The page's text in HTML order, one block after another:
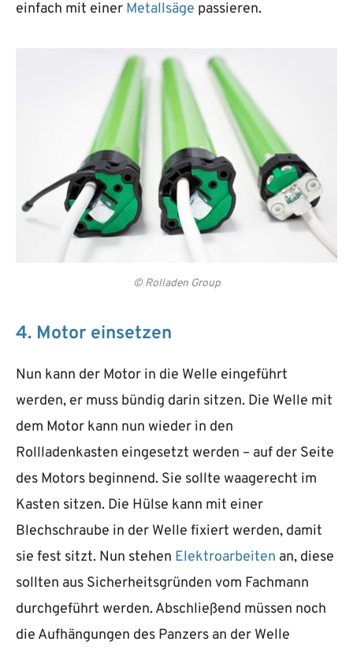
einfach mit einer Metallsäge passieren.
© Rolladen Group
4. Motor einsetzen
Nun kann der Motor in die Welle eingeführt
werden, er muss bündig darin sitzen. Die Welle mit
dem Motor kann nun wieder in den
Rollladenkasten eingesetzt werden – auf der Seite
des Motors beginnend. Sie sollte waagerecht im
Kasten sitzen. Die Hülse kann mit einer
Blechschraube in der Welle fixiert werden, damit
sie fest sitzt. Nun stehen Elektroarbeiten an, diese
sollten aus Sicherheitsgründen vom Fachmann
durchgeführt werden. Abschließend müssen noch
die Aufhängungen des Panzers an der Welle